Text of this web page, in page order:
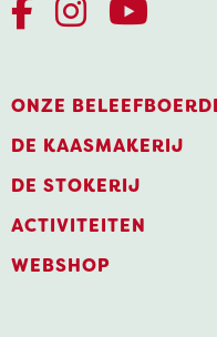
ONZE
DE KAASMAKERIJ
DE STOKERIJ
ACTIVITEITEN
WEBSHOP